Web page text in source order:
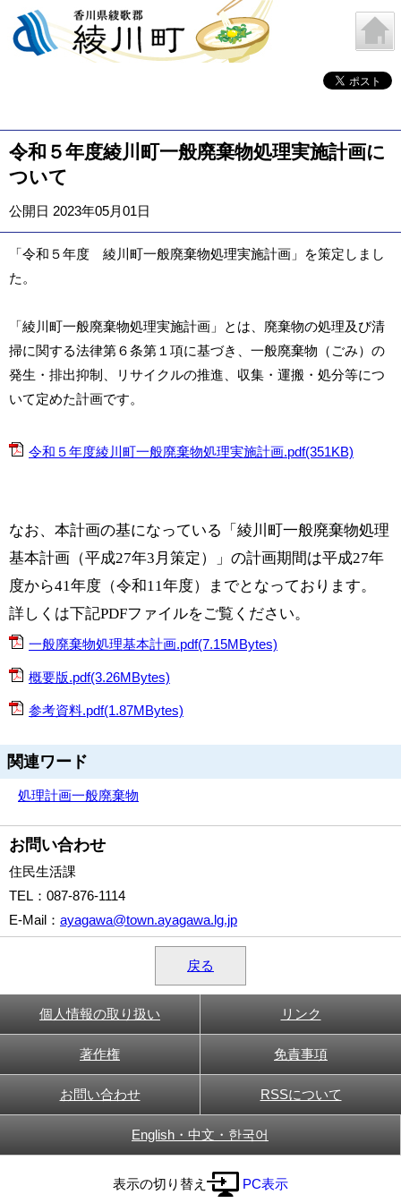
令和５年度綾川町一般廃棄物処理実施計画に
ついて
公開日 2023年05月01日
「令和５年度 綾川町一般廃棄物処理実施計画」を策定しまし
た。
「綾川町一般廃棄物処理実施計画」とは、廃棄物の処理及び清
掃に関する法律第６条第１項に基づき、一般廃棄物（ごみ）の
発生・排出抑制、リサイクルの推進、収集・運搬・処分等につ
いて定めた計画です。
令和５年度綾川町一般廃棄物処理実施計画.pdf(351KB)
なお、本計画の基になっている「綾川町一般廃棄物処理
基本計画（平成27年3月策定）」の計画期間は平成27年
度から41年度（令和11年度）までとなっております。
詳しくは下記PDFファイルをご覧ください。
一般廃棄物処理基本計画.pdf(7.15MBytes)
概要版.pdf(3.26MBytes)
参考資料.pdf(1.87MBytes)
関連ワード
処理計画一般廃棄物
お問い合わせ
住民生活課
TEL ：087-876-1114
E-Mail ： ayagawa@town.ayagawa.lg.jp
戻る
個人情報の取り扱い リンク
著作権 免責事項
お問い合わせ RSSについて
English・中文・한국어
表示の切り替え PC表示